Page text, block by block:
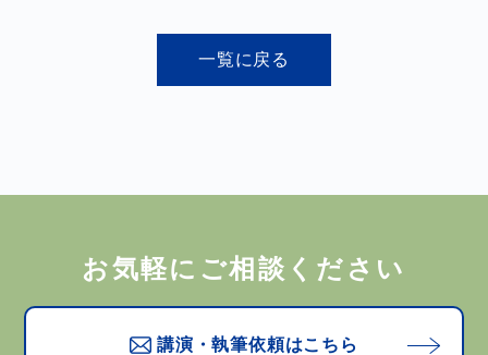
一覧に戻る
お気軽にご相談ください
講演・執筆依頼はこちら